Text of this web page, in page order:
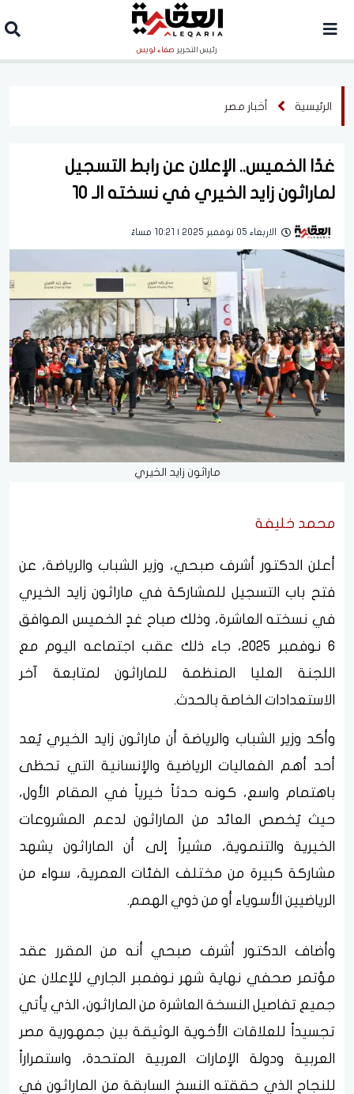
رئيس التحرير صفاء لويس
الرئيسية أخبار مصر
غدًا الخميس.. الإعلان عن رابط التسجيل
لماراثون زايد الخيري في نسخته الـ 10
الاربعاء 05 نوفمبر 2025 | 10:21 مساءً
ماراثون زايد الخيري
محمد خليفة
أعلن الدكتور أشرف صبحي، وزير الشباب والرياضة، عن
فتح باب التسجيل للمشاركة في ماراثون زايد الخيري
في نسخته العاشرة، وذلك صباح غدٍ الخميس الموافق
6 نوفمبر 2025، جاء ذلك عقب اجتماعه اليوم مع
اللجنة العليا المنظمة للماراثون لمتابعة آخر
الاستعدادات الخاصة بالحدث.
وأكد وزير الشباب والرياضة أن ماراثون زايد الخيري يُعد
أحد أهم الفعاليات الرياضية والإنسانية التي تحظى
باهتمام واسع، كونه حدثاً خيرياً في المقام الأول،
حيث يُخصص العائد من الماراثون لدعم المشروعات
الخيرية والتنموية، مشيراً إلى أن الماراثون يشهد
مشاركة كبيرة من مختلف الفئات العمرية، سواء من
الرياضيين الأسوياء أو من ذوي الهمم.
وأضاف الدكتور أشرف صبحي أنه من المقرر عقد
مؤتمر صحفي نهاية شهر نوفمبر الجاري للإعلان عن
جميع تفاصيل النسخة العاشرة من الماراثون، الذي يأتي
تجسيداً للعلاقات الأخوية الوثيقة بين جمهورية مصر
العربية ودولة الإمارات العربية المتحدة، واستمراراً
للنجاح الذي حققته النسخ السابقة من الماراثون في